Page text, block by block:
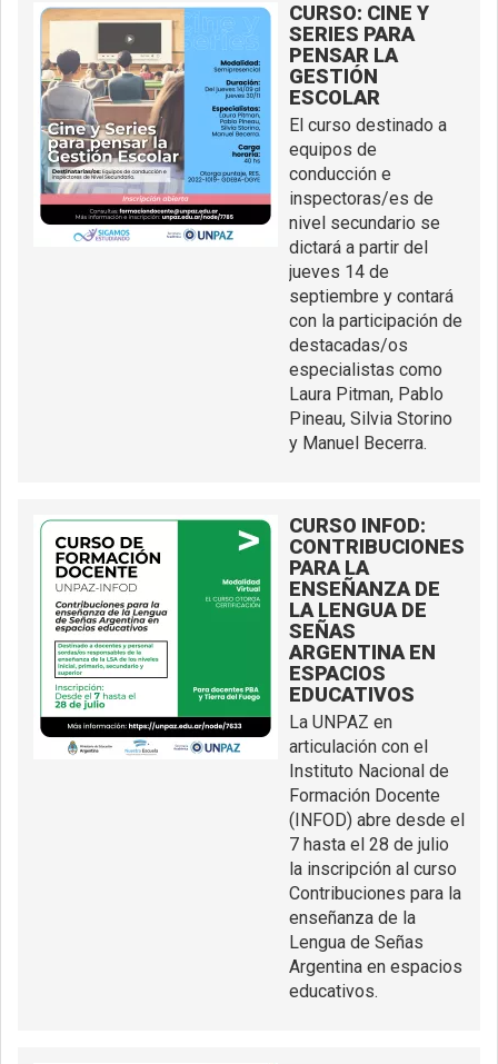
CURSO: CINE Y
SERIES PARA
PENSAR LA
GESTIÓN
ESCOLAR
El curso destinado a
equipos de
conducción e
inspectoras/es de
nivel secundario se
dictará a partir del
jueves 14 de
septiembre y contará
con la participación de
destacadas/os
especialistas como
Laura Pitman, Pablo
Pineau, Silvia Storino
y Manuel Becerra.
CURSO INFOD:
CONTRIBUCIONES
PARA LA
ENSEÑANZA DE
LA LENGUA DE
SEÑAS
ARGENTINA EN
ESPACIOS
EDUCATIVOS
La UNPAZ en
articulación con el
Instituto Nacional de
Formación Docente
(INFOD) abre desde el
7 hasta el 28 de julio
la inscripción al curso
Contribuciones para la
enseñanza de la
Lengua de Señas
Argentina en espacios
educativos.